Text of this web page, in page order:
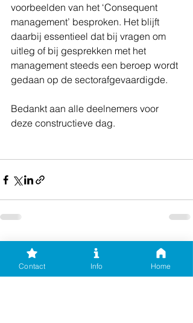
voorbeelden van het ‘Consequent
management’ besproken. Het blijft
daarbij essentieel dat bij vragen om
uitleg of bij gesprekken met het
management steeds een beroep wordt
gedaan op de sectorafgevaardigde.
Bedankt aan alle deelnemers voor
deze constructieve dag.
Recente blogposts Alles weergeven
Contact Info Home